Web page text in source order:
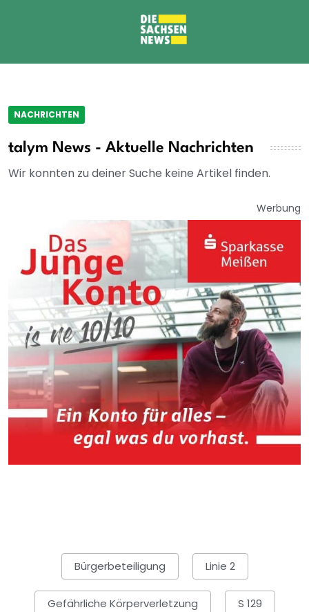
NACHRICHTEN
talym News - Aktuelle Nachrichten
Wir konnten zu deiner Suche keine Artikel finden.
Werbung
Bürgerbeteiligung Linie 2
Gefährliche Körperverletzung S 129